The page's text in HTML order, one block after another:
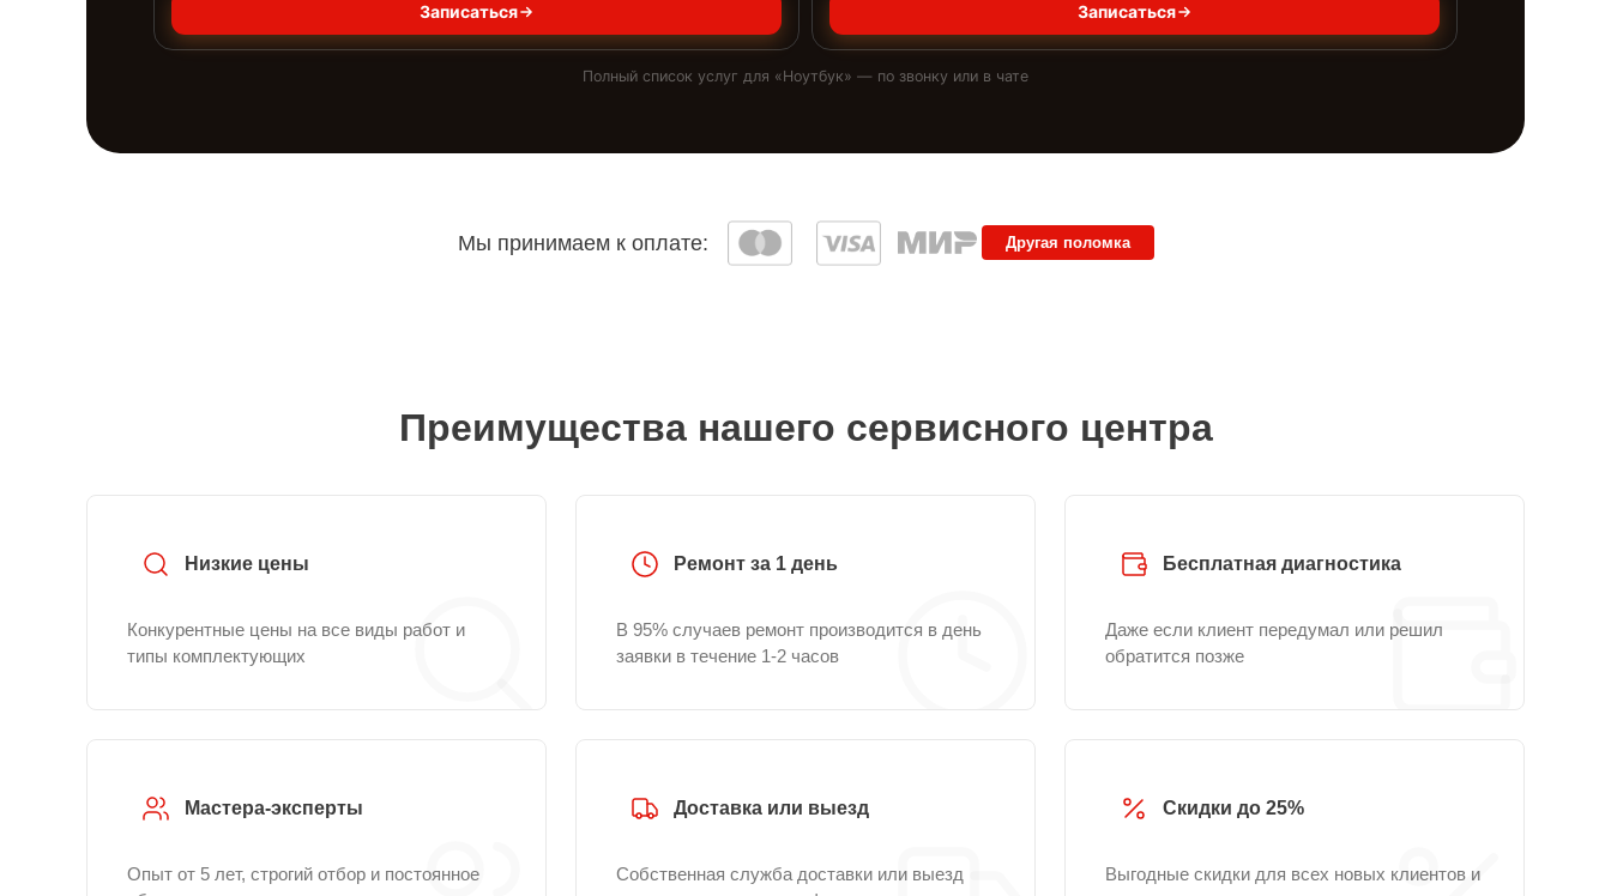
Записаться Записаться
Полный список услуг для «Ноутбук» — по звонку или в чате
Мы принимаем к оплате: Другая поломка
Преимущества нашего сервисного центра
Низкие цены
Конкурентные цены на все виды работ и
типы комплектующих
Ремонт за 1 день
В 95% случаев ремонт производится в день
заявки в течение 1-2 часов
Бесплатная диагностика
Даже если клиент передумал или решил
обратится позже
Мастера-эксперты
Опыт от 5 лет, строгий отбор и постоянное
Доставка или выезд
Собственная служба доставки или выезд
Скидки до 25%
Выгодные скидки для всех новых клиентов и